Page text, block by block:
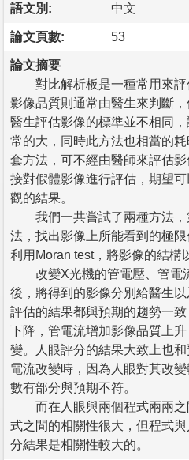
語文別: 中文
論文頁數: 53
論文摘要
對比解析板是一種常用來評
影像品質則通常由醫生來判斷
醫生評估影像的標準並不相同
常的大，同時此方法也相當的
套方法，可不經由醫師來評估
接對假體影像進行評估，期望
觀的結果。
我們一共嘗試了兩種方法，
法，找出影像上所能看到的極
利用Moran test，將影像的結構
改變X光機的管電壓、管電
後，將得到的影像分別給醫生
評估的結果都與預期的趨勢一
下降，管電流增加影像品質上
變。人眼評分的結果大致上也
電流改變時，因為人眼對其改
數有部分與預期不符。
而在人眼與兩個程式兩兩之
式之間的相關性很大，但程式
分結果是相關性較大的。